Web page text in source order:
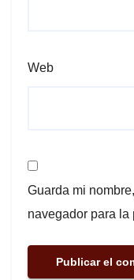
Web
Guarda mi
navegador para la